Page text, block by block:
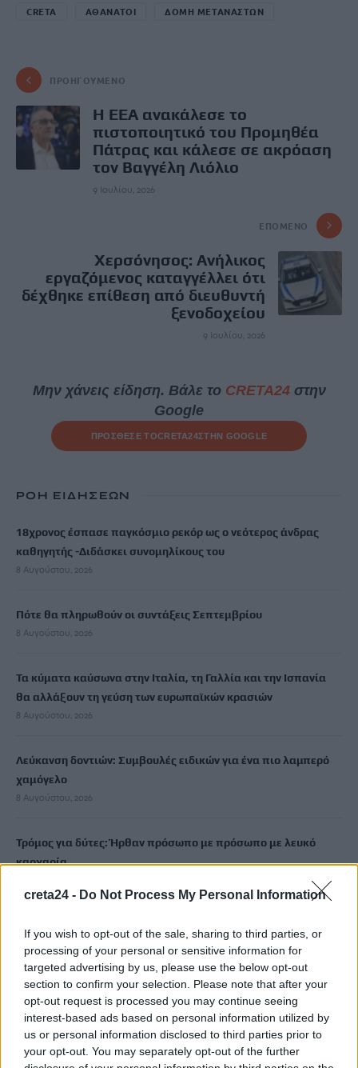
creta24 - Do Not Process My Personal Information
If you wish to opt-out of the sale, sharing to third parties, or
processing of your personal or sensitive information for
targeted advertising by us, please use the below opt-out
section to confirm your selection. Please note that after your
opt-out request is processed you may continue seeing
interest-based ads based on personal information utilized by
us or personal information disclosed to third parties prior to
your opt-out. You may separately opt-out of the further
CRETA ΑΘΑΝΑΤΟΙ ΔΟΜΗ ΜΕΤΑΝΑΣΤΩΝ
ΠΡΟΗΓΟΎΜΕΝΟ
Η ΕΕΑ ανακάλεσε το
πιστοποιητικό του Προμηθέα
Πάτρας και κάλεσε σε ακρόαση
τον Βαγγέλη Λιόλιο
9 Ιουλίου, 2026
ΕΠΌΜΕΝΟ
Χερσόνησος: Ανήλικος
εργαζόμενος καταγγέλλει ότι
δέχθηκε επίθεση από διευθυντή
ξενοδοχείου
9 Ιουλίου, 2026
Μην χάνεις είδηση. Βάλε το CRETA24στην
Google
ΠΡΟΣΘΕΣΕ ΤΟCRETA24ΣΤΗΝ GOOGLE
ΡΟΗ ΕΙΔΗΣΕΩΝ
18χρονος έσπασε παγκόσμιο ρεκόρ ως ο νεότερος άνδρας
καθηγητής -Διδάσκει συνομηλίκους του
8 Αυγούστου, 2026
Πότε θα πληρωθούν οι συντάξεις Σεπτεμβρίου
8 Αυγούστου, 2026
Τα κύματα καύσωνα στην Ιταλία, τη Γαλλία και την Ισπανία
θα αλλάξουν τη γεύση των ευρωπαϊκών κρασιών
8 Αυγούστου, 2026
Λεύκανση δοντιών: Συμβουλές ειδικών για ένα πιο λαμπερό
χαμόγελο
8 Αυγούστου, 2026
Τρόμος για δύτες: Ήρθαν πρόσωπο με πρόσωπο με λευκό
καρχαρία
υποχρεώσεις των επιχειρήσεων
8 Αυγούστου, 2026
Δεκαπενταύγουστος: Πώς θα πληρωθούν όσοι εργαστούν –
Αναλυτικά οι αργίες του έτους
8 Αυγούστου, 2026